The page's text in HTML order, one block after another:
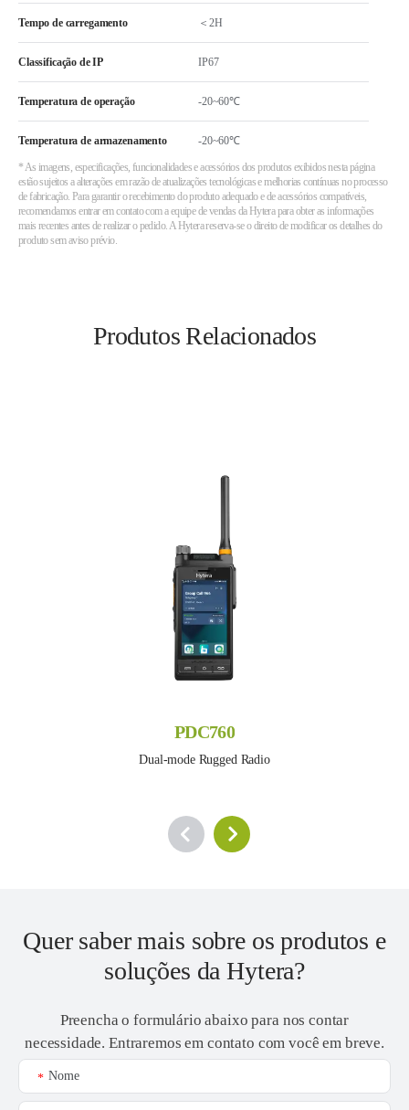
Tempo de carregamento ＜2H
Classificação de IP IP67
Temperatura de operação -20~60℃
Temperatura de armazenamento -20~60℃
* As imagens, especificações, funcionalidades e acessórios dos produtos exibidos nesta página
estão sujeitos a alterações em razão de atualizações tecnológicas e melhorias contínuas no processo
de fabricação. Para garantir o recebimento do produto adequado e de acessórios compatíveis,
recomendamos entrar em contato com a equipe de vendas da Hytera para obter as informações
mais recentes antes de realizar o pedido. A Hytera reserva-se o direito de modificar os detalhes do
produto sem aviso prévio.
Produtos Relacionados
PDC760
Dual-mode Rugged Radio
Quer saber mais sobre os produtos e
soluções da Hytera?
Preencha o formulário abaixo para nos contar
necessidade. Entraremos em contato com você em breve.
Nome
*